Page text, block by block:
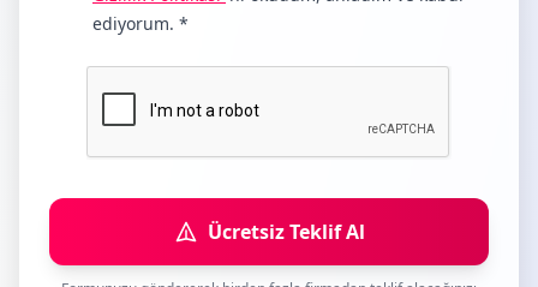
ediyorum. *
Ücretsiz Teklif Al